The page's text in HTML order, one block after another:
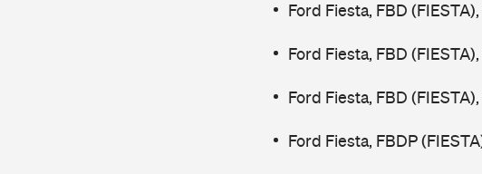
Ford Fiesta, FBD
Ford Fiesta, FBD
Ford Fiesta, FBD
Ford Fiesta, FBDP